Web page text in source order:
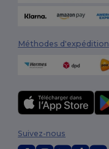
Méthodes d'expédition
Suivez-nous